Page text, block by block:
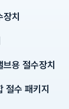
치
용 절수장치
절수 패키지